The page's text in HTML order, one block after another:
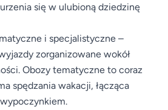
się w ulubioną dziedzinę
i specjalistyczne –
zorganizowane wokół
Obozy tematyczne to coraz
spędzania wakacji, łącząca